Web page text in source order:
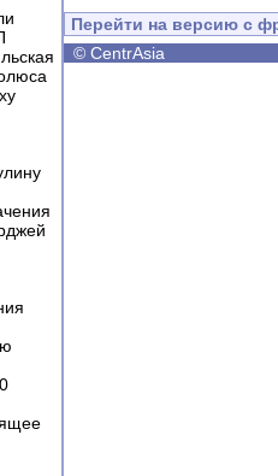
Перейти на версию с
© CentrAsia